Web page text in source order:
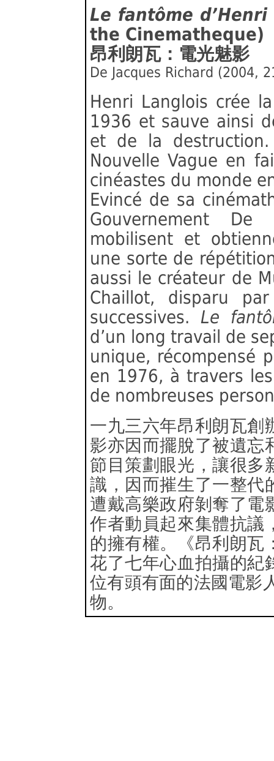
Le fantôme
the Cinematheque)
昂利朗瓦：電光魅影
De Jacques Richard (2004,
Henri Langlois crée
1936 et sauve ainsi
et de la
Nouvelle Vague en
cinéastes du monde
Evincé de sa
Gouvernement
mobilisent et
une sorte de
aussi le créateur de
Chaillot, disparu
successives. Le
d’un long travail de
unique, récompensé
en 1976, à travers
de nombreuses
一九三六年昂利朗瓦創
影亦因而擺脫了被遺忘
節目策劃眼光，讓很多
識，因而摧生了一整代
遭戴高樂政府剝奪了電
作者動員起來集體抗議
的擁有權。《昂利朗瓦
花了七年心血拍攝的紀
位有頭有面的法國電影
物。